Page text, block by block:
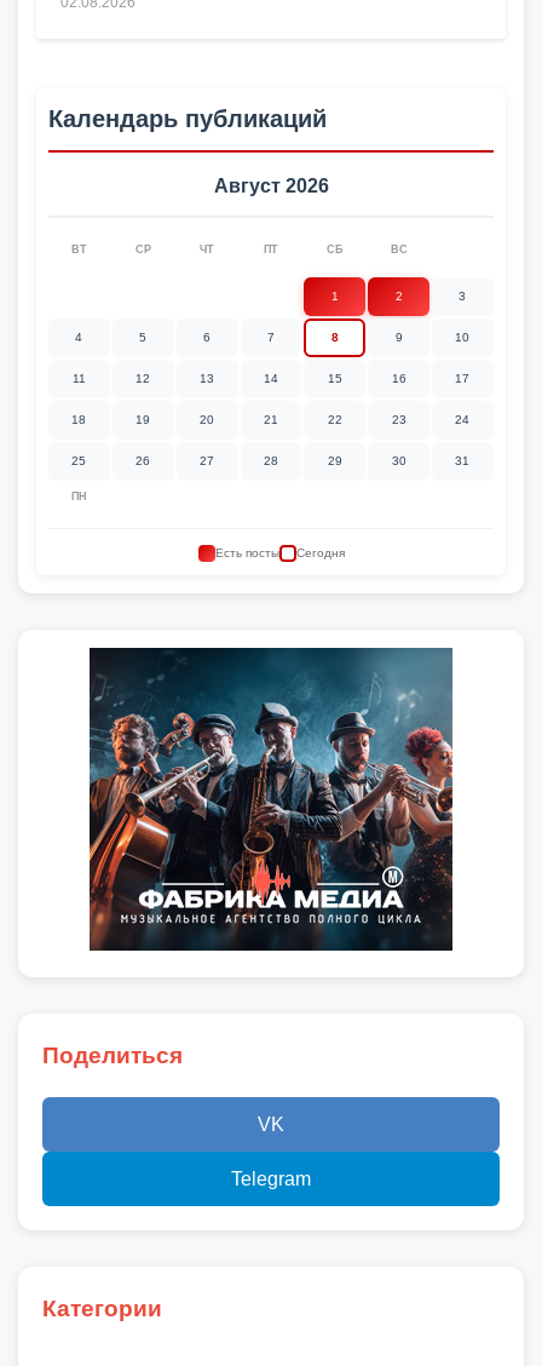
Календарь публикаций
Август 2026
ПН
ВТ СР ЧТ ПТ СБ ВС
1 2 3
4 5 6 7 8 9 10
11 12 13 14 15 16 17
18 19 20 21 22 23 24
25 26 27 28 29 30 31
Есть посты Сегодня
Поделиться
VK
Telegram
Категории